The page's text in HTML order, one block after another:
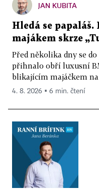
JAN KUBITA
Hledá se papaláš.
majákem skrze
Před několika dny se
přihnalo obří luxusní
blikajícím majáčkem na
4. 8. 2026 ▪ 6 min. čtení